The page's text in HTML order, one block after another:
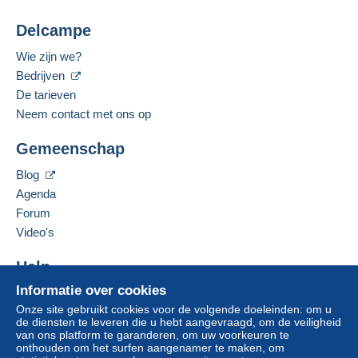
Voor meer zekerheid vraagt de verkoper u te
kiezen voor een leveringsmethode met tracking
voor de aankopen:
van een aankoop ter waarde van € 20,00.
Leveringsmethode
Betaling via:
Brief (normaal/klein formaat)
leveringsinformatie, moet u lid zijn
en inloggen.
Aanmel
den
Inschrij
ven
Betaalmiddelen:
Gesproken talen:
Frans,
Adres van de onderneming:
MOLTKESTRASSE 19/1
DE-73257
Deze verkoper toevoegen aan mijn favorieten
Informatie over cookies
Onze site gebruikt cookies voor de volgende doeleinden: om u
de diensten te leveren die u hebt aangevraagd, om de veiligheid
van ons platform te garanderen, om uw voorkeuren te
onthouden om het surfen aangenamer te maken, om
Delcampe
Wie zijn we?
Bedrijven
De tarieven
Neem contact met ons op
Gemeenschap
Blog
Agenda
Forum
Video's
Help
Hulpcentrum
Kopen op Delcampe
Verkopen op Delcampe
Een beveiligde website